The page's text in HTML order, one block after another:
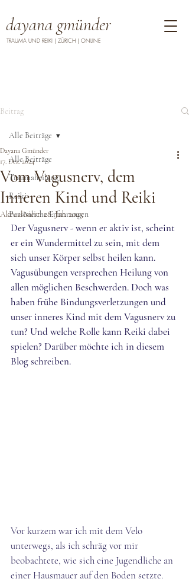
TRAUMA UND REIKI | ZÜRICH | ONLINE
dayana gmünder
Beitrag
Alle Beiträge
Traumaheilung
Reiki
Persönliche Erfahrungen
Alle Beiträge
Vom Vagusnerv, dem
Inneren Kind und Reiki
Dayana Gmünder
17. Dez. 2024
Aktualisiert:28. Jan. 2025
Der Vagusnerv - wenn er aktiv ist, scheint
er ein Wundermittel zu sein, mit dem
sich unser Körper selbst heilen kann.
Vagusübungen versprechen Heilung von
allen möglichen Beschwerden. Doch was
haben frühe Bindungsverletzungen und
unser inneres Kind mit dem Vagusnerv zu
tun? Und welche Rolle kann Reiki dabei
spielen? Darüber möchte ich in diesem
Blog schreiben.
Vor kurzem war ich mit dem Velo
unterwegs, als ich schräg vor mir
beobachtete, wie sich eine Jugendliche an
einer Hausmauer auf den Boden setzte.